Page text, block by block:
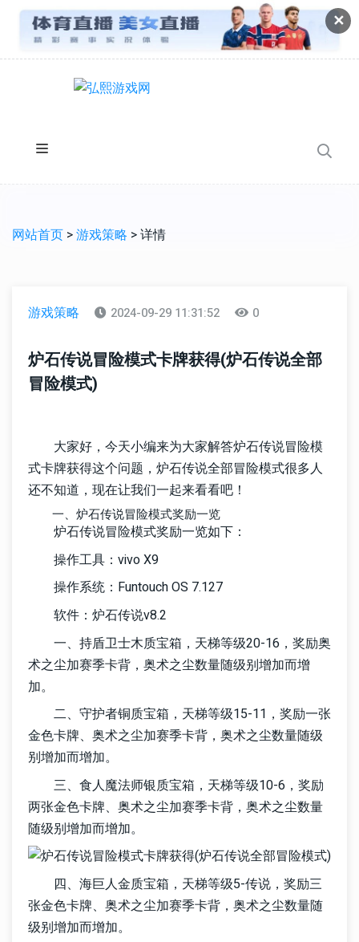
✕
网站首页 >游戏策略 > 详情
游戏策略 2024-09-29 11:31:52 0
炉石传说冒险模式卡牌获得(炉石传说全部
冒险模式)
大家好，今天小编来为大家解答炉石传说冒险模
式卡牌获得这个问题，炉石传说全部冒险模式很多人
还不知道，现在让我们一起来看看吧！
一、炉石传说冒险模式奖励一览
炉石传说冒险模式奖励一览如下：
操作工具：vivo X9
操作系统：Funtouch OS 7.127
软件：炉石传说v8.2
一、持盾卫士木质宝箱，天梯等级20-16，奖励奥
术之尘加赛季卡背，奥术之尘数量随级别增加而增
加。
二、守护者铜质宝箱，天梯等级15-11，奖励一张
金色卡牌、奥术之尘加赛季卡背，奥术之尘数量随级
别增加而增加。
三、食人魔法师银质宝箱，天梯等级10-6，奖励
两张金色卡牌、奥术之尘加赛季卡背，奥术之尘数量
随级别增加而增加。
四、海巨人金质宝箱，天梯等级5-传说，奖励三
张金色卡牌、奥术之尘加赛季卡背，奥术之尘数量随
级别增加而增加。